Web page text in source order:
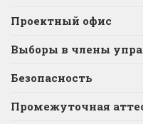
Проектный офис
Выборы в члены
Безопасность
Промежуточная